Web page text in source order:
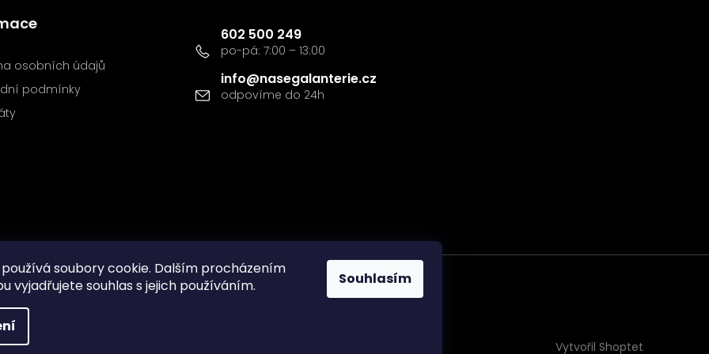
soubory cookie. Dalším procházením
vyjadřujete souhlas s jejich používáním.
Souhlasím
osobních údajů
podmínky
info@nasegalanterie.cz
602 500 249
Vytvořil Shoptet
vyhrazena.